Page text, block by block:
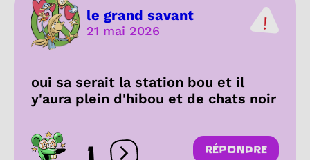
le grand savant
21 mai 2026
oui sa serait la station bou et il
y'aura plein d'hibou et de chats noir
RÉPONDRE